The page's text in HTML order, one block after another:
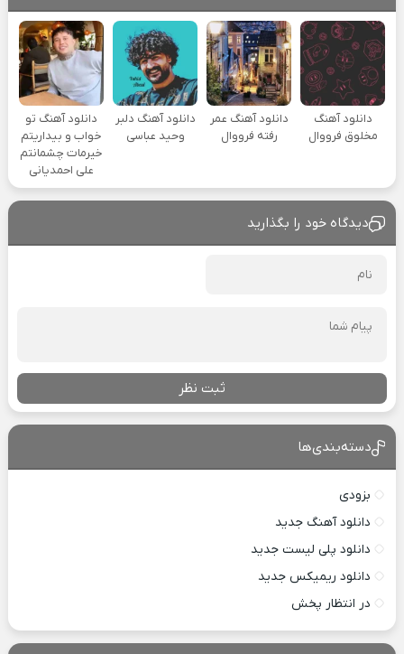
دانلود آهنگ
مخلوق فرووال
دانلود آهنگ عمر
رفته فرووال
دانلود آهنگ دلبر
وحید عباسی
دانلود آهنگ تو
خواب و بیداریتم
خیرمات چشمانتم
علی احمدیانی
دیدگاه خود را بگذارید
ثبت نظر
دسته‌بندی‌ها
بزودی
دانلود آهنگ جدید
دانلود پلی لیست جدید
دانلود ریمیکس جدید
در انتظار پخش